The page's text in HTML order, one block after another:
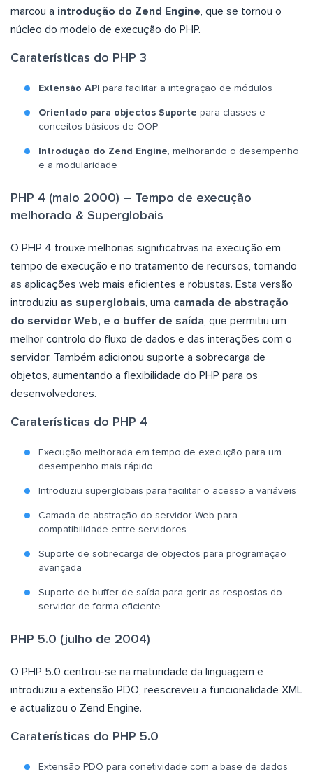
marcou a introdução do Zend Engine, que se tornou o
núcleo do modelo de execução do PHP.
Caraterísticas do PHP 3
Extensão API para facilitar a integração de módulos
Orientado para objectos Suporte para classes e
conceitos básicos de OOP
Introdução do Zend Engine, melhorando o desempenho
e a modularidade
PHP 4 (maio 2000) – Tempo de execução
melhorado & Superglobais
O PHP 4 trouxe melhorias significativas na execução em
tempo de execução e no tratamento de recursos, tornando
as aplicações web mais eficientes e robustas. Esta versão
introduziu as superglobais, uma camada de abstração
do servidor Web, e o buffer de saída, que permitiu um
melhor controlo do fluxo de dados e das interações com o
servidor. Também adicionou suporte a sobrecarga de
objetos, aumentando a flexibilidade do PHP para os
desenvolvedores.
Caraterísticas do PHP 4
Execução melhorada em tempo de execução para um
desempenho mais rápido
Introduziu superglobais para facilitar o acesso a variáveis
Camada de abstração do servidor Web para
compatibilidade entre servidores
Suporte de sobrecarga de objectos para programação
avançada
Suporte de buffer de saída para gerir as respostas do
servidor de forma eficiente
PHP 5.0 (julho de 2004)
O PHP 5.0 centrou-se na maturidade da linguagem e
introduziu a extensão PDO, reescreveu a funcionalidade XML
e actualizou o Zend Engine.
Caraterísticas do PHP 5.0
Extensão PDO para conetividade com a base de dados